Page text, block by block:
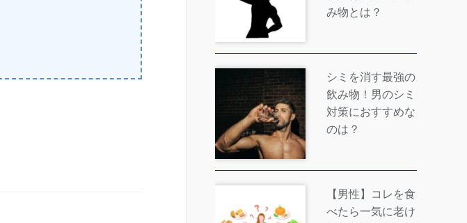
み物とは？
シミを消す最強の
飲み物！男のシミ
対策におすすめな
のは？
【男性】コレを食
べたら一気に老け